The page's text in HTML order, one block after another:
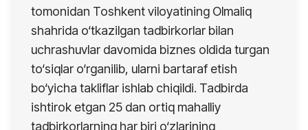
tomonidan Toshkent viloyatining Olmaliq
shahrida o‘tkazilgan tadbirkorlar bilan
uchrashuvlar davomida biznes oldida turgan
to‘siqlar o‘rganilib, ularni bartaraf etish
bo‘yicha takliflar ishlab chiqildi. Tadbirda
ishtirok etgan 25 dan ortiq mahalliy
tadbirkorlarning har biri o‘zlarining